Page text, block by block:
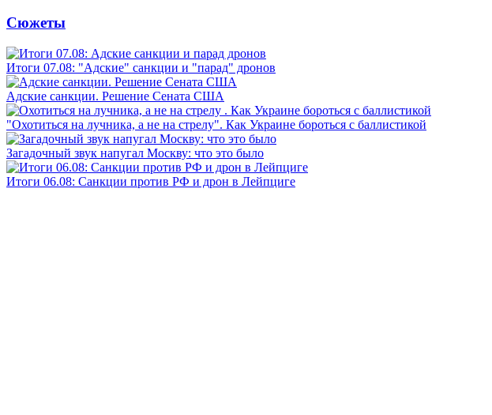
Сюжеты
Итоги 07.08: "Адские" санкции и "парад" дронов
Адские санкции. Решение Сената США
"Охотиться на лучника, а не на стрелу". Как Украине бороться с баллистикой
Загадочный звук напугал Москву: что это было
Итоги 06.08: Санкции против РФ и дрон в Лейпциге